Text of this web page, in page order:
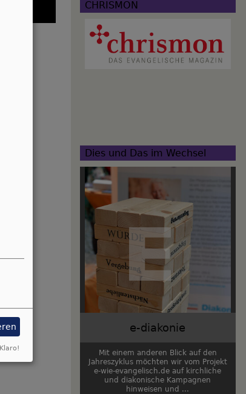
CHRISMON
Dies und Das im Wechsel
e-diakonie
Mit einem anderen Blick auf den
Jahreszyklus möchten wir vom Projekt
e-wie-evangelisch.de auf kirchliche
und diakonische Kampagnen
hinweisen und ...